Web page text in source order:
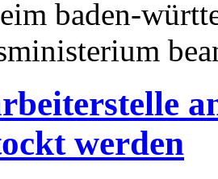
baden-
werden